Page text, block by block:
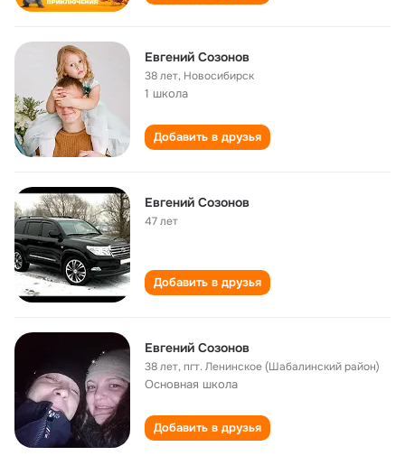
Евгений Созонов
38 лет, Новосибирск
1 школа
Добавить в друзья
Евгений Созонов
47 лет
Добавить в друзья
Евгений Созонов
38 лет,пгт. Ленинское (Шабалинский район)
Основная школа
Добавить в друзья